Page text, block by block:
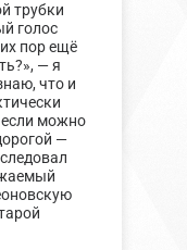
трубки
голос
пор ещё
— я
что и
можно
—